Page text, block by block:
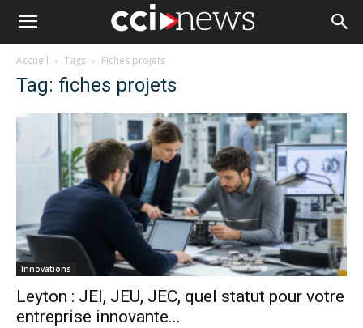
Accueil Tags Fiches projets
Tag: fiches projets
Innovations
Leyton : JEI, JEU, JEC, quel statut pour votre
entreprise innovante...